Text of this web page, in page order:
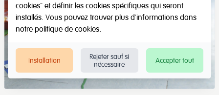
cookies" et définir les cookies spécifiques qui seront
installés. Vous pouvez trouver plus d'informations dans
notre politique de cookies.
Installation
Rejeter sauf si
nécessaire
Accepter tout